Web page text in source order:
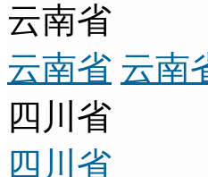
云南省
云南省 云南
四川省
四川省